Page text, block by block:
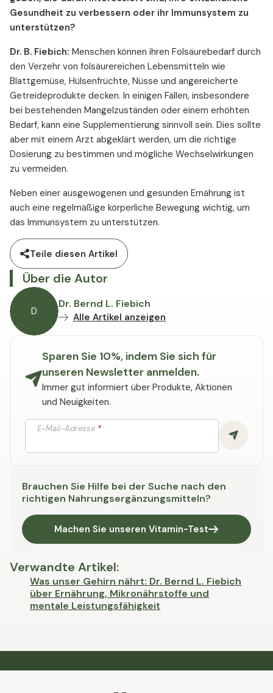
Gesundheit zu verbessern oder ihr Immunsystem zu
unterstützen?
Dr. B. Fiebich: Menschen können ihren Folsäurebedarf durch
den Verzehr von folsäurereichen Lebensmitteln wie
Blattgemüse, Hülsenfrüchte, Nüsse und angereicherte
Getreideprodukte decken. In einigen Fällen, insbesondere
bei bestehenden Mangelzuständen oder einem erhöhten
Bedarf, kann eine Supplementierung sinnvoll sein. Dies sollte
aber mit einem Arzt abgeklärt werden, um die richtige
Dosierung zu bestimmen und mögliche Wechselwirkungen
zu vermeiden.
Neben einer ausgewogenen und gesunden Ernährung ist
auch eine regelmäßige körperliche Bewegung wichtig, um
das Immunsystem zu unterstützen.
Teile diesen Artikel
Über die Autor
D
Dr. Bernd L. Fiebich
Alle Artikel anzeigen
Sparen Sie 10%, indem Sie sich für
unseren Newsletter anmelden.
Immer gut informiert über Produkte, Aktionen
und Neuigkeiten.
E-Mail-Adresse *
Brauchen Sie Hilfe bei der Suche nach den
richtigen Nahrungsergänzungsmitteln?
Machen Sie unseren Vitamin-Test
Verwandte Artikel:
Was unser Gehirn nährt: Dr. Bernd L. Fiebich
über Ernährung, Mikronährstoffe und
mentale Leistungsfähigkeit